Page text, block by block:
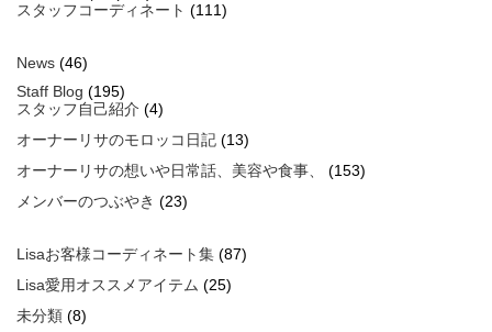
スタッフコーディネート (111)
News (46)
Staff Blog (195)
スタッフ自己紹介 (4)
オーナーリサのモロッコ日記 (13)
オーナーリサの想いや日常話、美容や食事、
(153)
メンバーのつぶやき (23)
Lisaお客様コーディネート集 (87)
Lisa愛用オススメアイテム (25)
未分類 (8)